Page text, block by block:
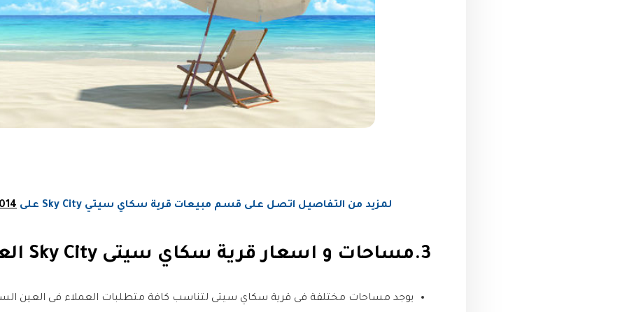
لمزيد من التفاصيل اتصل على قسم مبيعات قرية سكاي سيتي Sky City على
3.مساحات و اسعار قرية سكاي سيتى Sky City العين السخنة :
يوجد مساحات مختلفة فى قرية سكاي سيتى لتناسب كافة متطلبات العملاء فى العين